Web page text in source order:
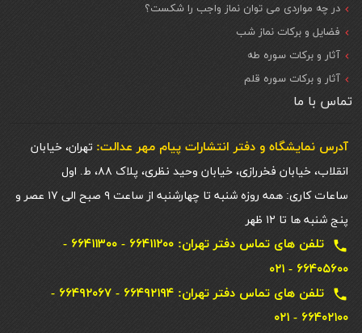
در چه مواردی می توان نماز واجب را شکست؟
فضایل و برکات نماز شب
آثار و برکات سوره طه
آثار و برکات سوره قلم
تماس با ما
آدرس نمایشگاه و دفتر انتشارات پيام مهر عدالت: تهران، خیابان
انقلاب، خیابان فخررازی، خیابان وحید نظری، پلاک ۸۸، ط. اول
ساعات کاری: همه روزه شنبه تا چهارشنبه از ساعت ۹ صبح الی ۱۷ عصر و
پنج شنبه ها تا ۱۲ ظهر
local_phone
تلفن های تماس دفتر تهران: ۶۶۴۱۱۲۰۰ - ۶۶۴۱۱۳۰۰ -
۶۶۴۰۵۶۰۰ - ۰۲۱
local_phone
تلفن های تماس دفتر تهران: ۶۶۴۹۲۱۹۴ - ۶۶۴۹۲۰۶۷ -
۶۶۴۰۲۱۰۰ - ۰۲۱